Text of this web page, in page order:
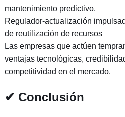
mantenimiento predictivo.
Regulador-actualización
de reutilización de recursos
Las empresas que actúen
ventajas tecnológicas,
competitividad en el mercado.
✔ Conclusión